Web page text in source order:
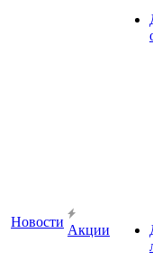
Новости
Акции